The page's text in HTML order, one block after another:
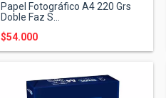
Papel Fotográfico A4 220 Grs
Doble Faz S...
$54.000